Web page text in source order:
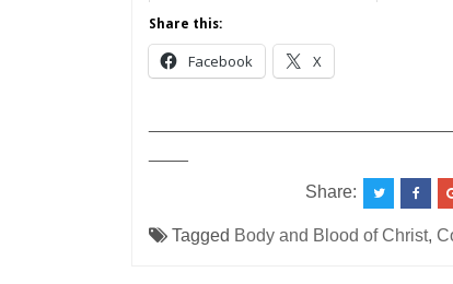
Share this:
Facebook X
Share:
Tagged Body and Blood of Christ,